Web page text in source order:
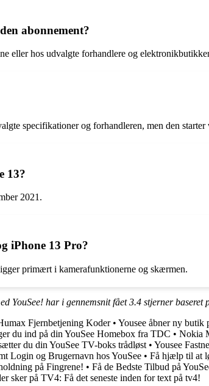
abonnement?
eller hos udvalgte forhandlere og
specifikationer og forhandleren, men den starter
13?
2021.
iPhone 13 Pro?
primært i kamerafunktionerne og skærmen.
YouSee! har i gennemsnit fået3.4 stjerner baseret
Fjernbetjening Koder• Yousee åbner ny butik
du ind på din YouSee Homebox fra TDC • Nokia
du din YouSee TV-boks trådløst • Yousee
Login og Brugernavn hos YouSee • Få hjælp til at
på Fingrene! • Få de Bedste Tilbud på
sker på TV4: Få det seneste inden for text på tv4!